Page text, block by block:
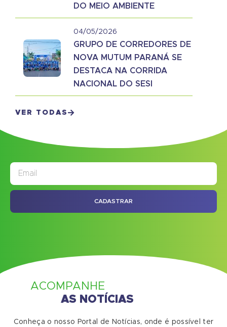
DO MEIO AMBIENTE
04/05/2026
GRUPO DE CORREDORES DE
NOVA MUTUM PARANÁ SE
DESTACA NA CORRIDA
NACIONAL DO SESI
VER TODAS
CADASTRAR
ACOMPANHE
AS NOTÍCIAS
Conheça o nosso Portal de Notícias, onde é possível ter